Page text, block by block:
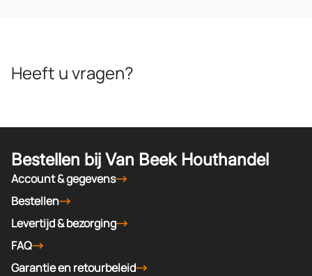
Heeft u vragen?
Bestellen bij Van Beek Houthandel
Account & gegevens
Bestellen
Levertijd & bezorging
FAQ
Garantie en retourbeleid